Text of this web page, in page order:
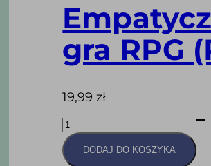
gra RPG
19,99zł
Empatyczna
paragrafowa
gra
RPG
(PDF)
DODAJ DO KOSZYKA